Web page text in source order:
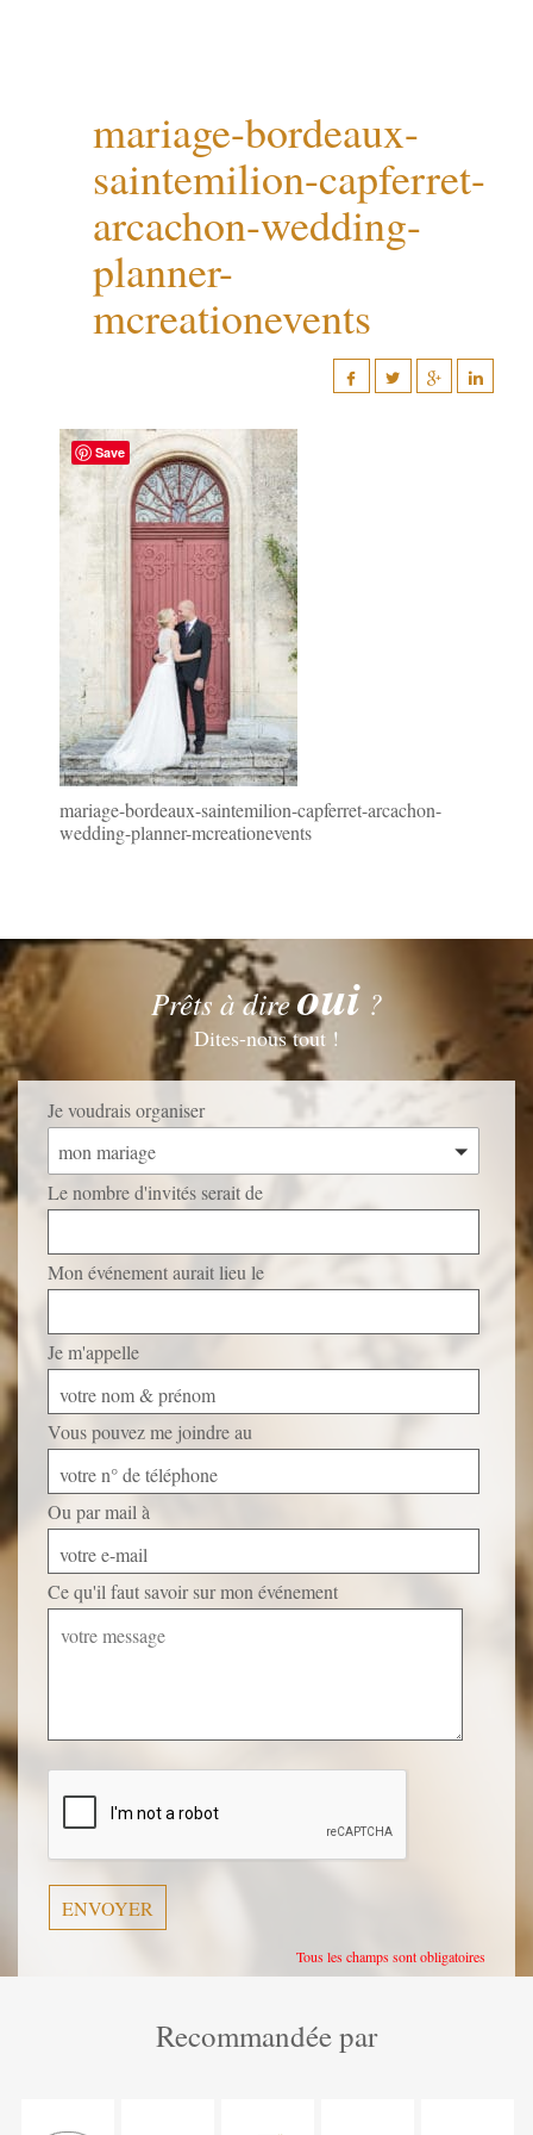
mariage-bordeaux-
saintemilion-capferret-
arcachon-wedding-
planner-
mcreationevents
mariage-bordeaux-saintemilion-capferret-arcachon-
wedding-planner-mcreationevents
Prêts à direoui ?
Dites-nous tout !
Je voudrais organiser
mon mariage
Le nombre d'invités serait de
Mon événement aurait lieu le
Je m'appelle
votre nom & prénom
Vous pouvez me joindre au
votre n° de téléphone
Ou par mail à
votre e-mail
Ce qu'il faut savoir sur mon événement
champ
vide.
Tous les champs sont obligatoires
Recommandée par
Save